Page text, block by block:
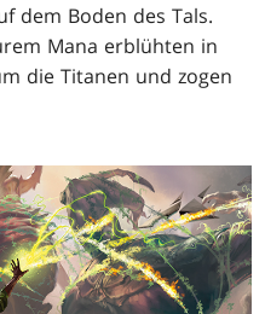
dem Boden des Tals.
Mana erblühten in
die Titanen und zogen